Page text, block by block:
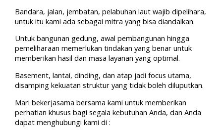
Bandara, jalan, jembatan, pelabuhan laut wajib dipelihara,
untuk itu kami ada sebagai mitra yang bisa diandalkan.
Untuk bangunan gedung, awal pembangunan hingga
pemeliharaan memerlukan tindakan yang benar untuk
memberikan hasil dan masa layanan yang optimal.
Basement, lantai, dinding, dan atap jadi focus utama,
disamping kekuatan struktur yang tidak boleh diluputkan.
Mari bekerjasama bersama kami untuk memberikan
perhatian khusus bagi segala kebutuhan Anda, dan Anda
dapat menghubungi kami di :